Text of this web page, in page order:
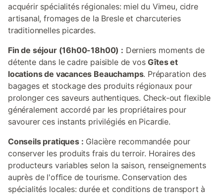
acquérir spécialités régionales: miel du Vimeu, cidre
artisanal, fromages de la Bresle et charcuteries
traditionnelles picardes.
Fin de séjour (16h00-18h00) : Derniers moments de
détente dans le cadre paisible de vosGîtes et
locations de vacances Beauchamps. Préparation des
bagages et stockage des produits régionaux pour
prolonger ces saveurs authentiques. Check-out flexible
généralement accordé par les propriétaires pour
savourer ces instants privilégiés en Picardie.
Conseils pratiques : Glacière recommandée pour
conserver les produits frais du terroir. Horaires des
producteurs variables selon la saison, renseignements
auprès de l'office de tourisme. Conservation des
spécialités locales: durée et conditions de transport à